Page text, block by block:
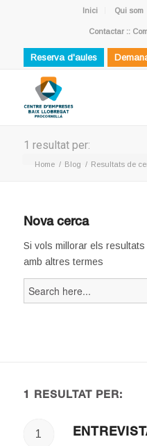
Inici Qui som
Contactar ::
Reserva d'aules
1 resultat per:
Home / Blog / Resultats de
Nova cerca
Si vols millorar els
amb altres termes
Search
for:
1 RESULTAT PER:
1